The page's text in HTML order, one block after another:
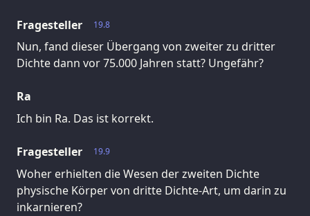
19.8
Fragesteller
Nun, fand dieser Übergang von zweiter zu dritter
Dichte dann vor 75.000 Jahren statt? Ungefähr?
Ra
Ich bin Ra. Das ist korrekt.
19.9
Fragesteller
Woher erhielten die Wesen der zweiten Dichte
physische Körper von dritte Dichte-Art, um darin zu
inkarnieren?